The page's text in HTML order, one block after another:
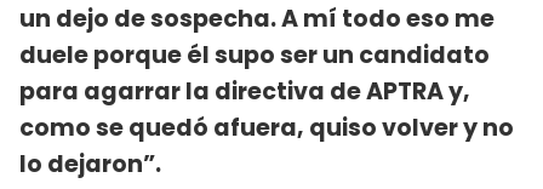
un dejo de sospecha. A mí todo eso me
duele porque él supo ser un candidato
para agarrar la directiva de APTRA y,
como se quedó afuera, quiso volver y no
lo dejaron”.